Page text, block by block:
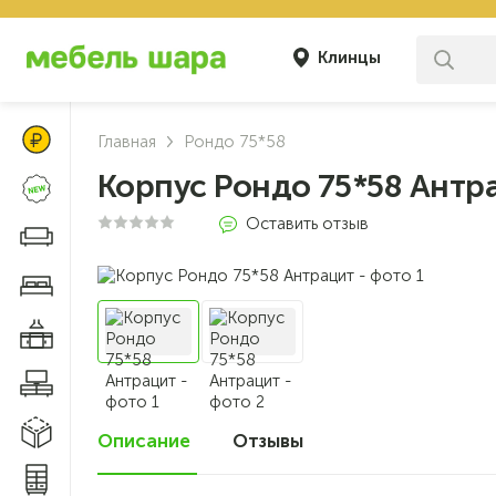
Клинцы
Цены Клуба Своих
Новинки
Мебель для спальни
Мебель для кухни
Мебель для гостиной
Модульные системы
Системы хранения
Главная Рондо 75*58
Корпус Рондо 75*58
Оставить отзыв
Описание Отзывы